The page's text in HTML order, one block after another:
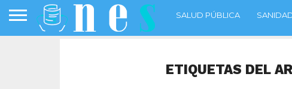
SALUD PÚBLICA
ETIQUETAS DEL